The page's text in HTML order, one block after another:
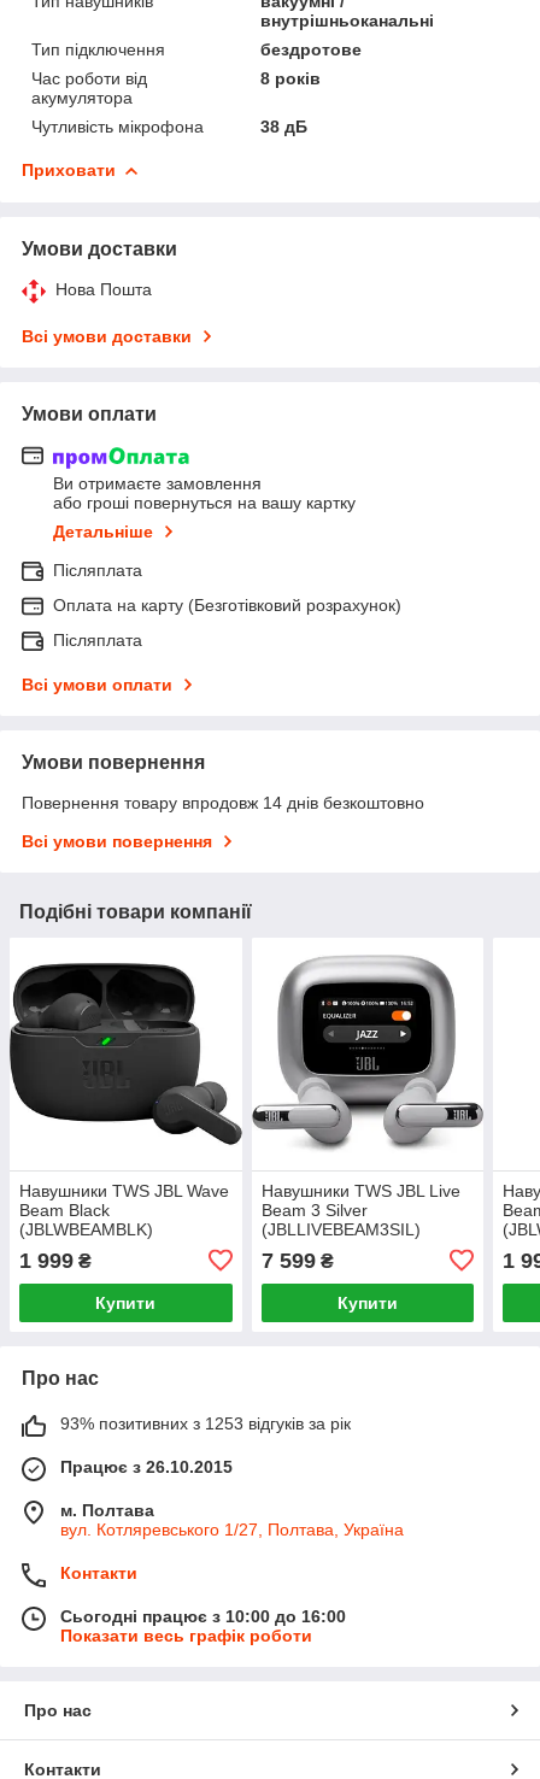
внутрішньоканальні
Тип підключення
бездротове
Час роботи від
акумулятора
8 років
Чутливість мікрофона 38 дБ
Приховати
Умови доставки
Нова Пошта
Всі умови доставки
Умови оплати
Ви отримаєте замовлення
або гроші повернуться на вашу картку
Детальніше
Післяплата
Оплата на карту (Безготівковий розрахунок)
Післяплата
Всі умови оплати
Умови повернення
Повернення товару впродовж 14 днів безкоштовно
Всі умови повернення
Подібні товари компанії
Навушники TWS JBL Wave
Beam Black
(JBLWBEAMBLK)
1 999 ₴
Купити
Навушники TWS JBL Live
Beam 3 Silver
(JBLLIVEBEAM3SIL)
7 599₴
Купити
1
Про нас
93% позитивних з 1253 відгуків за рік
Працює з 26.10.2015
м. Полтава
вул. Котляревського 1/27, Полтава, Україна
Контакти
Сьогодні працює з 10:00 до 16:00
Показати весь графік роботи
Про нас
Контакти